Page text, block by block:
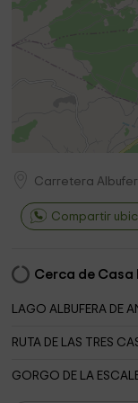
Carretera
Compartir
Cerca de Casa
LAGO ALBUFERA DE
RUTA DE LAS TRES
GORGO DE LA